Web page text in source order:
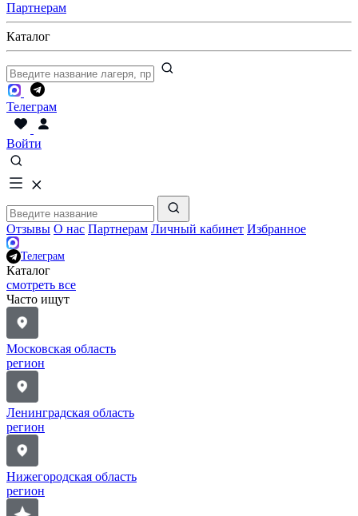
Партнерам
Каталог
Телеграм
Войти
Отзывы О нас Партнерам Личный кабинет Избранное
Телеграм
Каталог
смотреть все
Часто ищут
Московская область
регион
Ленинградская область
регион
Нижегородская область
регион